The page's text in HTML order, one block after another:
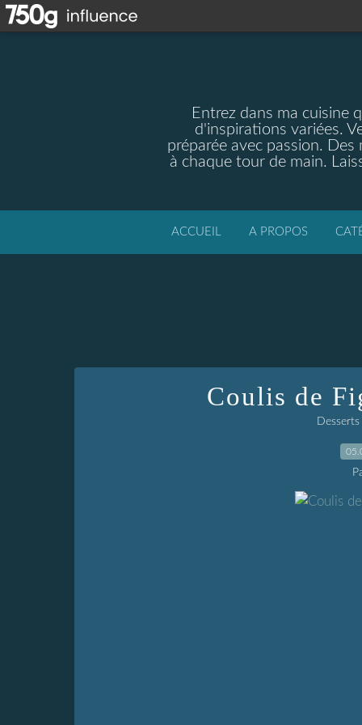
Entrez dans ma cuisine
d'inspirations variées.
préparée avec passion.
à chaque tour de main.
ACCUEIL A PROPOS
Coulis de